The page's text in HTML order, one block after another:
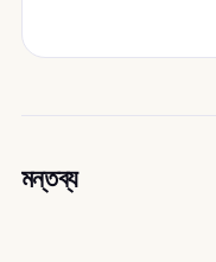
মন্তব্য